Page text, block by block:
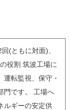
(ともに対面)、
役割 筑波工場に
運転監視、保守・
門です。 工場へ
ルギーの安定供